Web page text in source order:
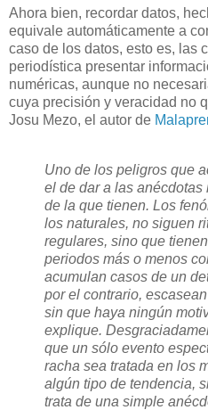
Ahora bien, recordar datos,
equivale automáticamente a
caso de los datos, esto es, las
periodística presentar
numéricas, aunque no
cuya precisión y veracidad no
Josu Mezo, el autor de
Uno de los peligros que
el de dar a las anécdotas
de la que tienen. Los
los naturales, no siguen
regulares, sino que
periodos más o menos
acumulan casos de un
por el contrario,
sin que haya ningún
explique.
que un sólo evento
racha sea tratada en los
algún tipo de tendencia,
trata de una simple